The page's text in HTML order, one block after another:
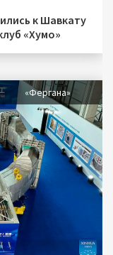
к Шавкату
«Хумо»
«Фергана»